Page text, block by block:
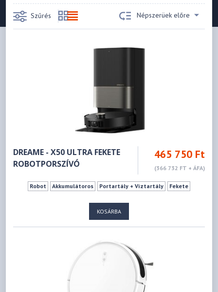
Szűrés Népszerüek előre
DREAME - X50 ULTRA FEKETE
ROBOTPORSZÍVÓ
465 750 Ft
(366 732 FT + ÁFA)
Robot Akkumulátoros Portartály + Víztartály Fekete
KOSÁRBA